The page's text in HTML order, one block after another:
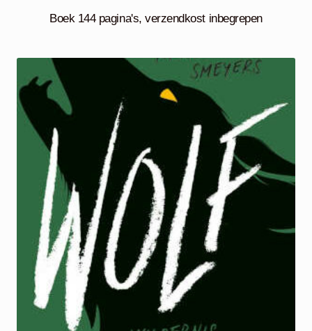
Boek 144 pagina's, verzendkost inbegrepen